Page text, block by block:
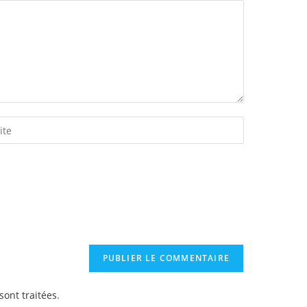
traitées.